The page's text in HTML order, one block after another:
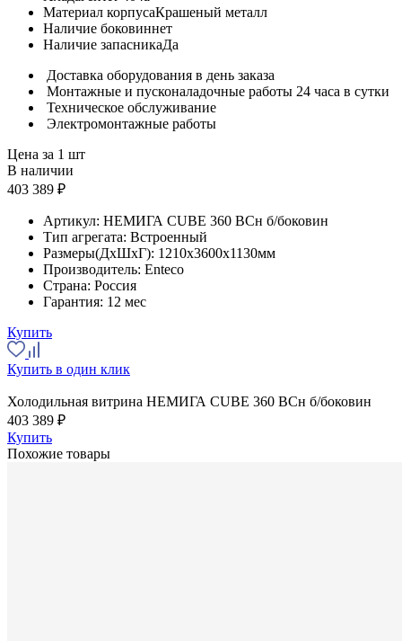
Материал корпусаКрашеный металл
Наличие боковиннет
Наличие запасникаДа
Доставка оборудования в день заказа
Монтажные и пусконаладочные работы 24 часа в сутки
Техническое обслуживание
Электромонтажные работы
Цена за 1 шт
В наличии
403 389 ₽
Артикул: НЕМИГА CUBE 360 BCн б/боковин
Тип агрегата: Встроенный
Размеры(ДхШхГ): 1210x3600x1130мм
Производитель: Enteco
Страна: Россия
Гарантия: 12 мес
Купить
Купить в один клик
Холодильная витрина НЕМИГА CUBE 360 BCн б/боковин
403 389 ₽
Купить
Похожие товары